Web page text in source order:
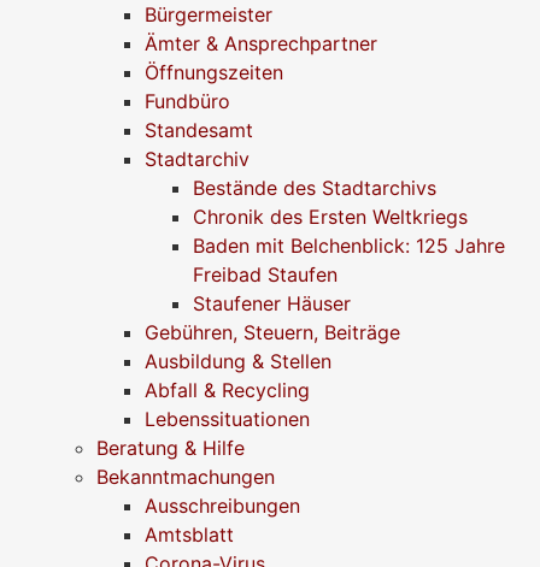
Bürgermeister
Ämter & Ansprechpartner
Öffnungszeiten
Fundbüro
Standesamt
Stadtarchiv
Bestände des Stadtarchivs
Chronik des Ersten Weltkriegs
Baden mit Belchenblick: 125 Jahre
Freibad Staufen
Staufener Häuser
Gebühren, Steuern, Beiträge
Ausbildung & Stellen
Abfall & Recycling
Lebenssituationen
Beratung & Hilfe
Bekanntmachungen
Ausschreibungen
Amtsblatt